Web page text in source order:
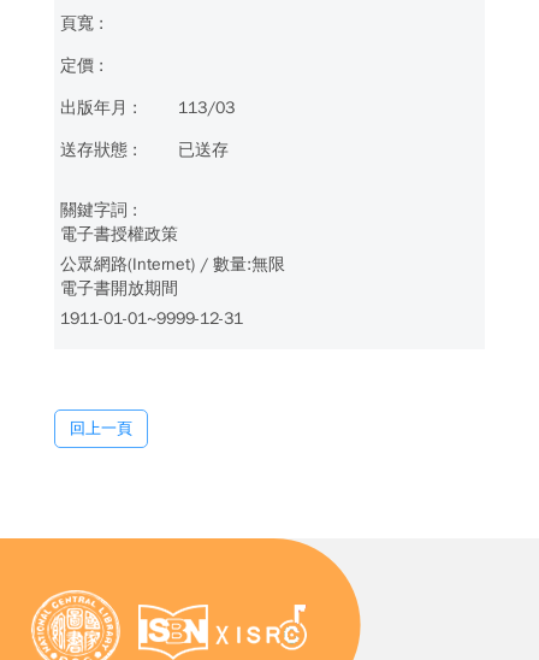
113/03
已送存
電子書授權政策
公眾網路(Internet) / 數量:無限
電子書開放期間
1911-01-01~9999-12-31
回上一頁